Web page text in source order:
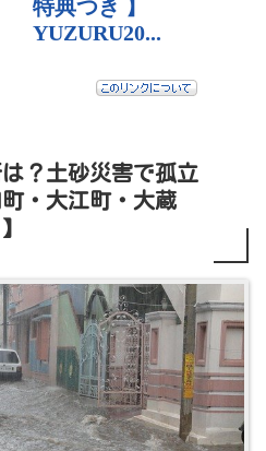
？土砂災害で孤立
・大江町・大蔵